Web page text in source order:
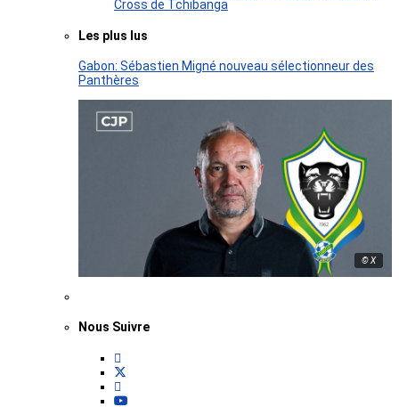
Cross de Tchibanga
Les plus lus
Gabon: Sébastien Migné nouveau sélectionneur des
Panthères
© X
Nous Suivre